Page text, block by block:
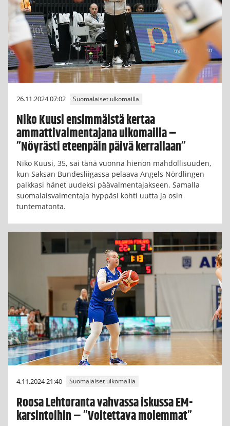
26.11.2024 07:02 Suomalaiset ulkomailla
Niko Kuusi ensimmäistä kertaa
ammattivalmentajana ulkomailla –
”Nöyrästi eteenpäin päivä kerrallaan”
Niko Kuusi, 35, sai tänä vuonna hienon mahdollisuuden,
kun Saksan Bundesliigassa pelaava Angels Nördlingen
palkkasi hänet uudeksi päävalmentajakseen. Samalla
suomalaisvalmentaja hyppäsi kohti uutta ja osin
tuntematonta.
4.11.2024 21:40 Suomalaiset ulkomailla
Roosa Lehtoranta vahvassa iskussa EM-
karsintoihin – ”Voitettava molemmat”